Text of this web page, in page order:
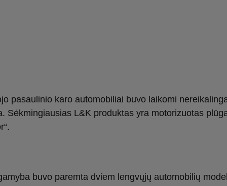
pasaulinio karo automobiliai buvo laikomi
Sėkmingiausias L&K produktas yra motorizuotas
buvo paremta dviem lengvųjų automobilių